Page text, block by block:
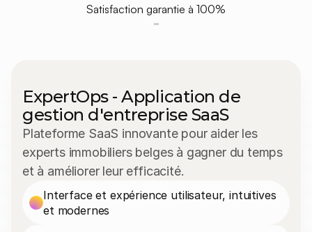
Satisfaction garantie à 100%
ExpertOps - Application de
gestion d'entreprise SaaS
Plateforme SaaS innovante pour aider les
experts immobiliers belges à gagner du temps
et à améliorer leur efficacité.
Interface et expérience utilisateur, intuitives
et modernes